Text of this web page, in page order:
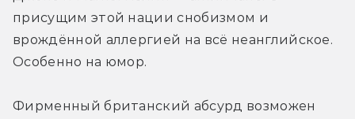
присущим этой нации снобизмом и
врождённой аллергией на всё неанглийское.
Особенно на юмор.
Фирменный британский абсурд возможен